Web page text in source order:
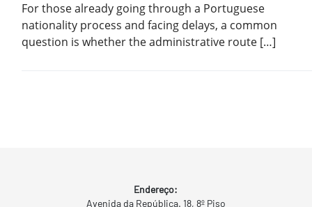
For those already going through a Portuguese
nationality process and facing delays, a common
question is whether the administrative route […]
Endereço:
Avenida da República. 18, 8º Piso